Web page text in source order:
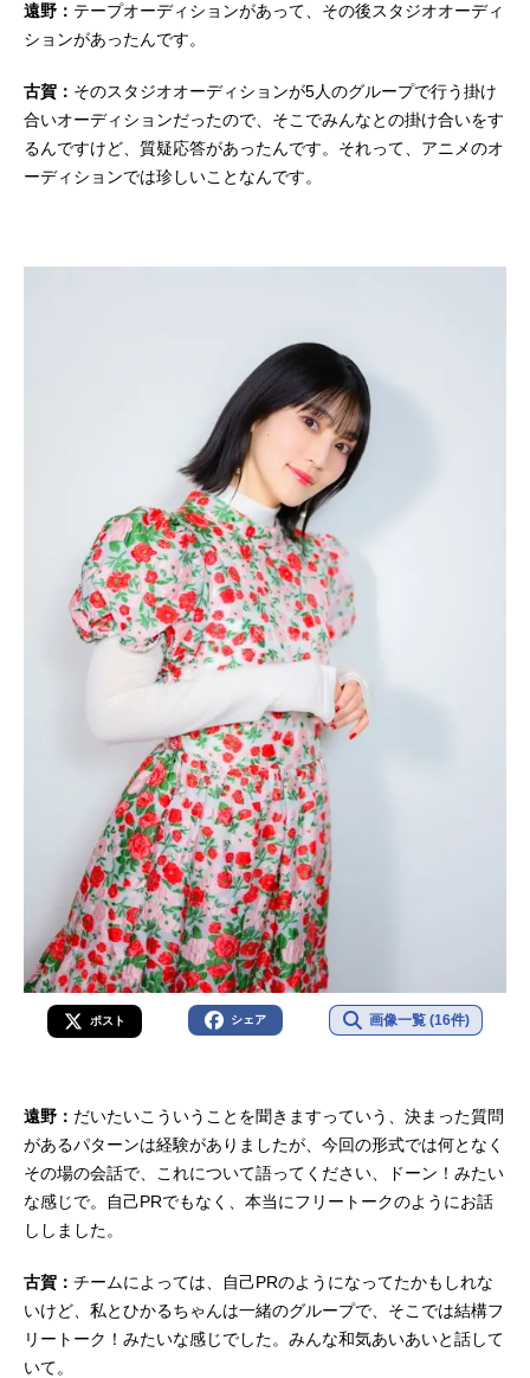
遠野： テープオーディションがあって、その後スタジオオーディ
ションがあったんです。
古賀： そのスタジオオーディションが5人のグループで行う掛け
合いオーディションだったので、そこでみんなとの掛け合いをす
るんですけど、質疑応答があったんです。それって、アニメのオ
ーディションでは珍しいことなんです。
ポスト シェア 画像一覧 (16件)
遠野： だいたいこういうことを聞きますっていう、決まった質問
があるパターンは経験がありましたが、今回の形式では何となく
その場の会話で、これについて語ってください、ドーン！みたい
な感じで。自己PRでもなく、本当にフリートークのようにお話
ししました。
古賀： チームによっては、自己PRのようになってたかもしれな
いけど、私とひかるちゃんは一緒のグループで、そこでは結構フ
リートーク！みたいな感じでした。みんな和気あいあいと話して
いて。